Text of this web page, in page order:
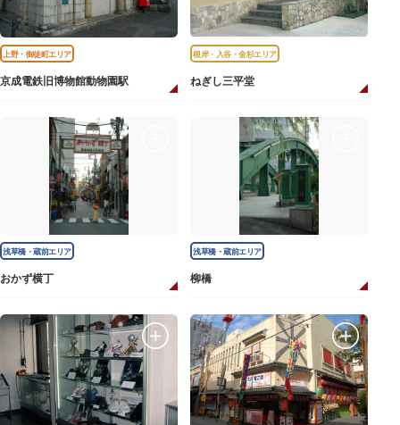
上野・御徒町エリア
京成電鉄旧博物館動物園駅
根岸・入谷・金杉エリア
ねぎし三平堂
浅草橋・蔵前エリア
おかず横丁
浅草橋・蔵前エリア
柳橋